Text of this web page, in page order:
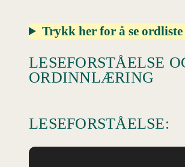
Trykk her for å se ordliste
LESEFORSTÅELSE
ORDINNLÆRING
LESEFORSTÅELSE: